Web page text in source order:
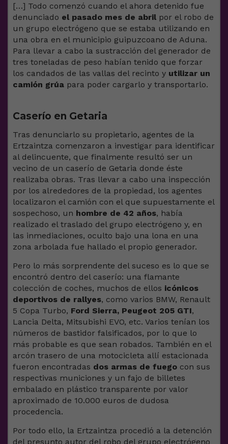
[…] Todo comenzó cuando el ahora detenido fue
denunciado el pasado mes de abril por el robo de
un grupo electrógeno que se estaba utilizando en
una obra en el municipio guipuzcoano de Aduna.
Para llevar a cabo la sustracción del generador de
tres toneladas de peso habían tenido que forzar
los candados de las vallas del recinto y utilizar un
camión grúa para poder cargarlo y transportarlo.
Caserío en Getaria
Tras denunciarlo su propietario, agentes de la
Ertzaintza comenzaron a investigar para identificar
al delincuente, que finalmente resultó ser un
vecino de un caserío de Getaria donde éste
realizaba obras. Tras llevar a cabo una inspección
por los alrededores de la propiedad, los agentes
localizaron el camión con el que supuestamente el
sospechoso, un hombre de 42 años, había
realizado el traslado del grupo electrógeno y, en
las inmediaciones, oculto bajo una lona en una
zona arbolada fue hallado el propio generador.
Pero lo más sorprendente del suceso es lo que se
encontró dentro del caserío: una flamante
colección de coches, muchos de ellos icónicos
deportivos de rallyes, como varios BMW, Renault
5 Copa Turbo, Ford Sierra, Peugeot 205 GTI,
Lancia Delta, Mitsubishi EVO, etc. Varios tenían los
números de bastidor falsificados, por lo que lo
más probable es que sean robados. También en el
arcón trasero de una motocicleta allí estacionada
fueron encontradas dos armas de fuego con sus
respectivas municiones y un fajo de billetes
embalado en plástico transparente por valor
aproximado de 10.000 euros de dudosa
procedencia.
Por todo ello, la Ertzaintza procedió a la detención
del presunto autor del robo del grupo electrógeno